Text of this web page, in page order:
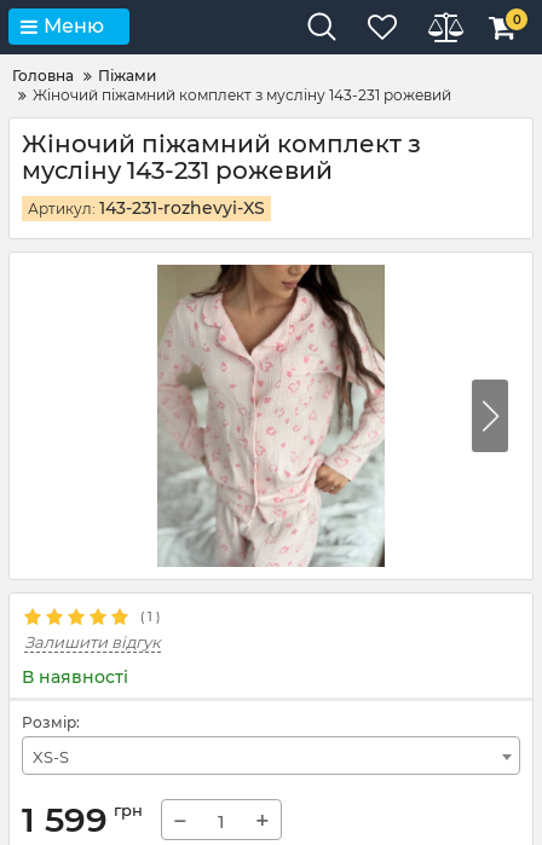
Меню 0
Головна
Піжами
Жіночий піжамний комплект з мусліну 143-231 рожевий
Жіночий піжамний комплект з
мусліну 143-231 рожевий
Артикул: 143-231-rozhevyi-XS
( 1 )
Залишити відгук
В наявності
Розмір:
XS-S
1 599 грн − +